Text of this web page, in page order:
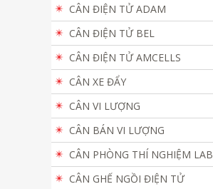
CÂN ĐIỆN TỬ ADAM
CÂN ĐIỆN TỬ BEL
CÂN ĐIỆN TỬ AMCELLS
CÂN XE ĐẨY
CÂN VI LƯỢNG
CÂN BÁN VI LƯỢNG
CÂN PHÒNG THÍ NGHIỆM LAB
CÂN GHẾ NGỒI ĐIỆN TỬ